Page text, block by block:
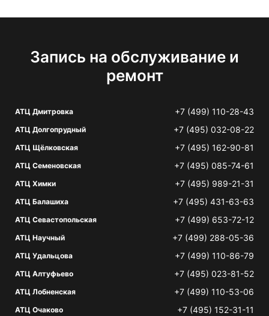
Запись на обслуживание и
ремонт
АТЦ Дмитровка +7 (499) 110-28-43
АТЦ Долгопрудный +7 (495) 032-08-22
АТЦ Щёлковская +7 (495) 162-90-81
АТЦ Семеновская +7 (495) 085-74-61
АТЦ Химки +7 (495) 989-21-31
АТЦ Балашиха +7 (495) 431-63-63
АТЦ Севастопольская +7 (499) 653-72-12
АТЦ Научный +7 (499) 288-05-36
АТЦ Удальцова +7 (499) 110-86-79
АТЦ Алтуфьево +7 (495) 023-81-52
АТЦ Лобненская +7 (499) 110-53-06
АТЦ Очаково +7 (495) 152-31-11